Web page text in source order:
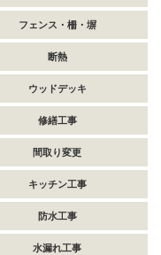
フェンス・柵・塀
断熱
ウッドデッキ
修繕工事
間取り変更
キッチン工事
防水工事
水漏れ工事